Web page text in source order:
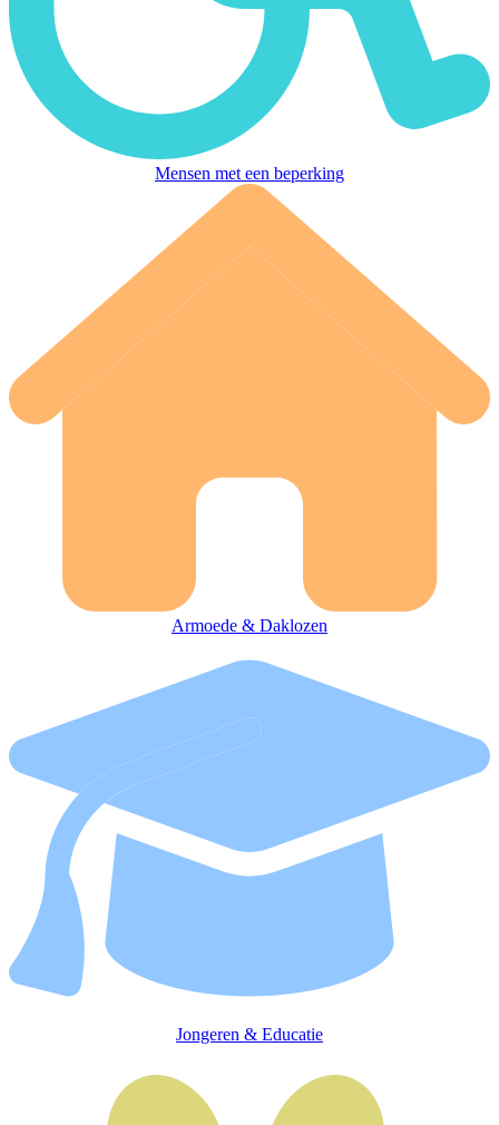
Mensen met een beperking
Armoede & Daklozen
Jongeren & Educatie